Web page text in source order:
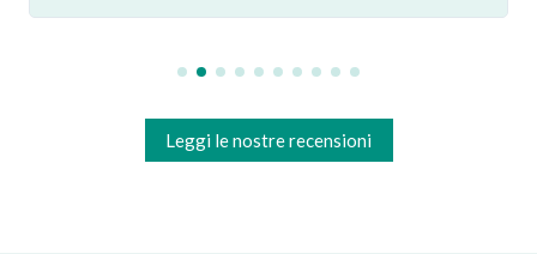
Leggi le nostre recensioni